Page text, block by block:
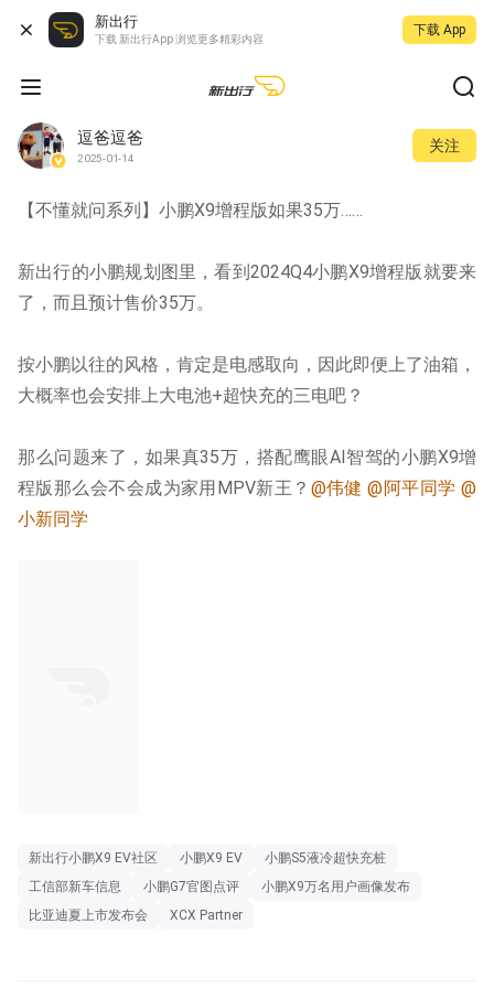
新出行
下载 新出行App 浏览更多精彩内容
下载 App
逗爸逗爸
2025-01-14
关注
【不懂就问系列】小鹏X9增程版如果35万……
新出行的小鹏规划图里，看到2024Q4小鹏X9增程版就要来
了，而且预计售价35万。
按小鹏以往的风格，肯定是电感取向，因此即便上了油箱，
大概率也会安排上大电池+超快充的三电吧？
那么问题来了，如果真35万，搭配鹰眼AI智驾的小鹏X9增
程版那么会不会成为家用MPV新王？ @伟健 @阿平同学 @
小新同学
新出行小鹏X9 EV社区 小鹏X9 EV
小鹏S5液冷超快充桩
工信部新车信息
小鹏G7官图点评
小鹏X9万名用户画像发布
比亚迪夏上市发布会
XCX Partner